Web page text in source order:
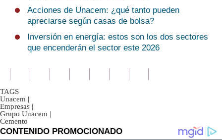
Acciones de Unacem: ¿qué tanto pueden
apreciarse según casas de bolsa?
Inversión en energía: estos son los dos sectores
que encenderán el sector este 2026
TAGS
Unacem |
Empresas |
Grupo Unacem |
Cemento